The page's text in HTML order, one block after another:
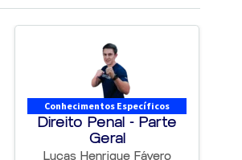
Conhecimentos Específicos
Direito Penal - Parte
Geral
Lucas Henrique Fávero